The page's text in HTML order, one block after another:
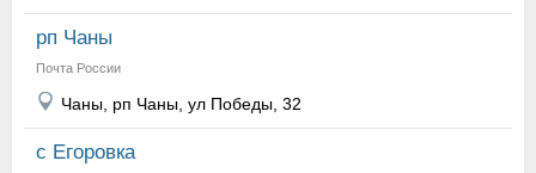
рп Чаны
Почта России
Чаны, рп Чаны, ул Победы, 32
с Егоровка